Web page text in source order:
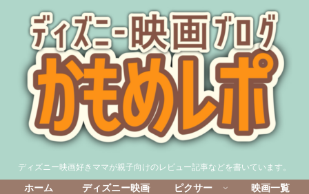
ディズニー映画好きママが親子向けのレビュー記事などを書いています。
ホーム ディズニー映画 ピクサー 映画一覧